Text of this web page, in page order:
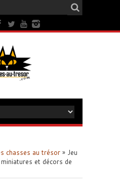
chasses au trésor » Jeu
et décors de